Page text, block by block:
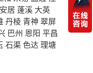
安居 蓬溪 大英
丹棱 青神 翠屏
巴州 恩阳 平昌
石渠色达 理塘